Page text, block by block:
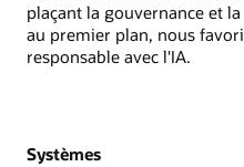
plaçant la gouvernance et
au premier plan, nous
responsable avec l'IA.
Systèmes